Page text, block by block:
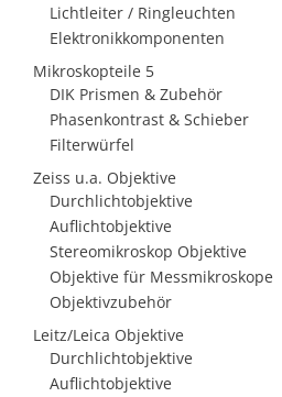
Lichtleiter / Ringleuchten
Elektronikkomponenten
Mikroskopteile 5
DIK Prismen & Zubehör
Phasenkontrast & Schieber
Filterwürfel
Zeiss u.a. Objektive
Durchlichtobjektive
Auflichtobjektive
Stereomikroskop Objektive
Objektive für Messmikroskope
Objektivzubehör
Leitz/Leica Objektive
Durchlichtobjektive
Auflichtobjektive